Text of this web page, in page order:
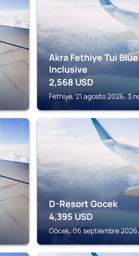
Akra Fethiye Tui
Inclusive
2,568 USD
Fethiye, 21 agosto 2026, 3
GÖCEK
D-Resort Gocek
4,395 USD
Göcek, 06 septiembre